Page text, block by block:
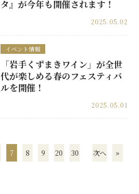
タ』が今年も開催されます！
2025.05.02
イベント情報
「岩手くずまきワイン」が全世
代が楽しめる春のフェスティバ
ルを開催！
2025.05.01
7 8 9 20 30 次へ »